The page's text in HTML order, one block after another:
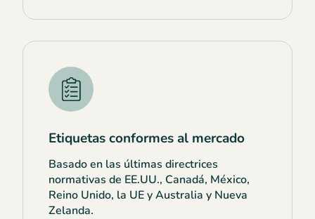
Etiquetas conformes al mercado
Basado en las últimas directrices
normativas de EE.UU., Canadá, México,
Reino Unido, la UE y Australia y Nueva
Zelanda.